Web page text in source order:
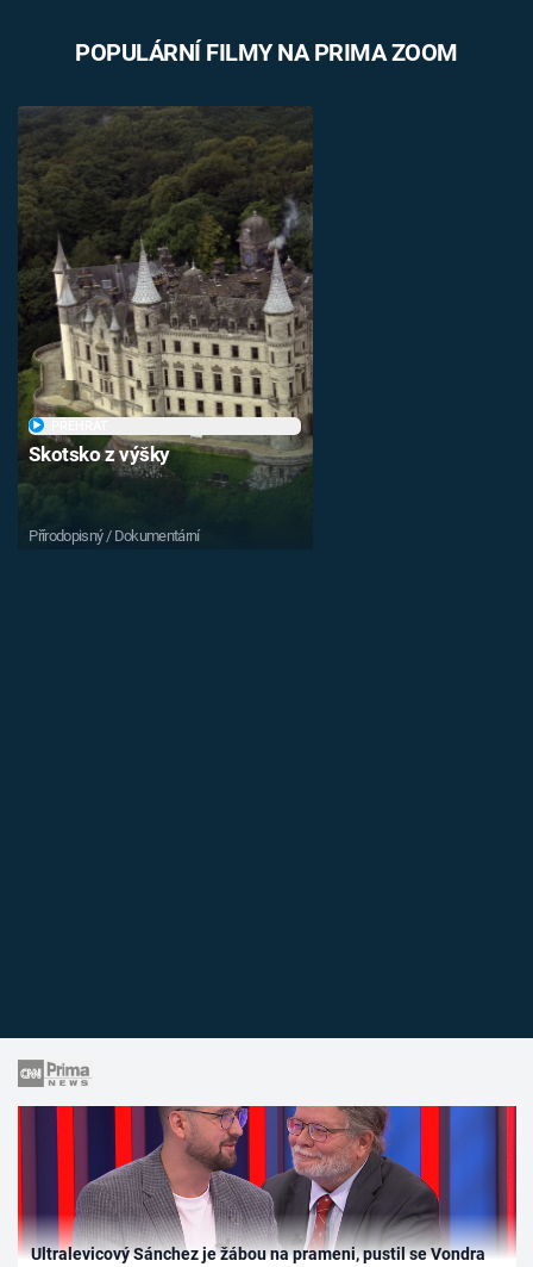
POPULÁRNÍ FILMY NA PRIMA ZOOM
Skotsko z výšky
Přírodopisný / Dokumentární
Ultralevicový Sánchez je žábou na prameni, pustil se Vondra